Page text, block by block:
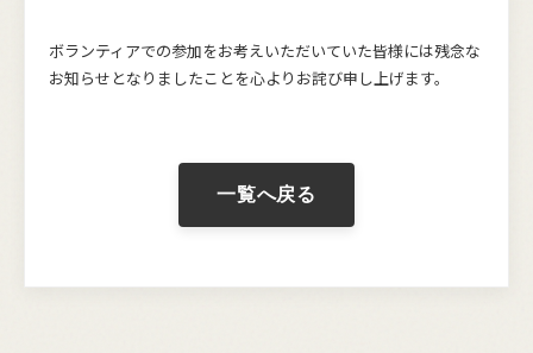
ボランティアでの参加をお考えいただいていた皆様には残念な
お知らせとなりましたことを心よりお詫び申し上げます。
一覧へ戻る